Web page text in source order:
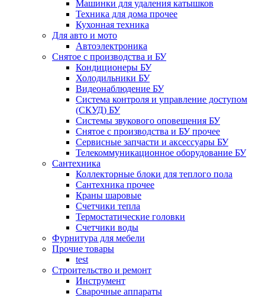
Машинки для удаления катышков
Техника для дома прочее
Кухонная техника
Для авто и мото
Автоэлектроника
Снятое с производства и БУ
Кондиционеры БУ
Холодильники БУ
Видеонаблюдение БУ
Система контроля и управление доступом
(СКУД) БУ
Системы звукового оповещения БУ
Снятое с производства и БУ прочее
Сервисные запчасти и аксессуары БУ
Телекоммуникационное оборудование БУ
Сантехника
Коллекторные блоки для теплого пола
Сантехника прочее
Краны шаровые
Счетчики тепла
Термоcтатические головки
Счетчики воды
Фурнитура для мебели
Прочие товары
test
Строительство и ремонт
Инструмент
Сварочные аппараты